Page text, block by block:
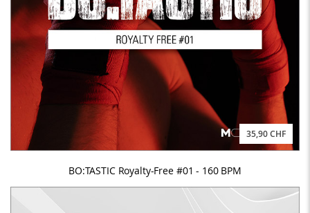
35,90 CHF
BO:TASTIC Royalty-Free #01 - 160 BPM